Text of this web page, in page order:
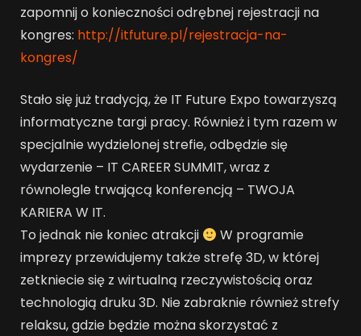
zapomnij o konieczności odrębnej rejestracji na
kongres: http://itfuture.pl/rejestracja-na-
kongres/
Stało się już tradycją, że IT Future Expo towarzyszą
informatyczne targi pracy. Również i tym razem w
specjalnie wydzielonej strefie, odbędzie się
wydarzenie – IT CAREER SUMMIT, wraz z
równolegle trwającą konferencją – TWOJA
KARIERA W IT.
To jednak nie koniec atrakcji
W programie
imprezy przewidujemy także strefę 3D, w której
zetkniecie się z wirtualną rzeczywistością oraz
technologią druku 3D. Nie zabraknie również strefy
relaksu, gdzie będzie można skorzystać z